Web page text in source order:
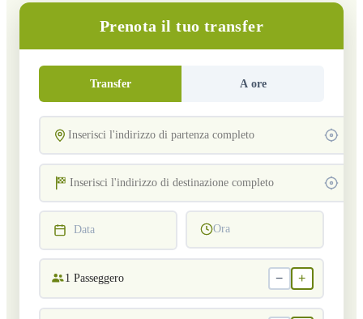
Prenota il tuo transfer
Transfer A ore
Data Ora
1 Passeggero − +